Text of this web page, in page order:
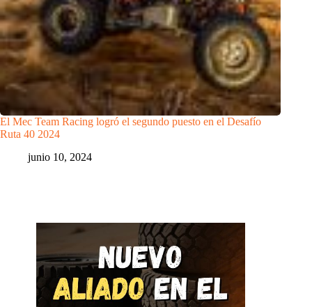
El Mec Team Racing logró el segundo puesto en el Desafío
Ruta 40 2024
junio 10, 2024